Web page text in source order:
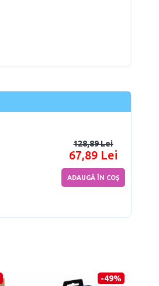
128,89 Lei
67,89 Lei
ADAUGĂ ÎN COŞ
-49%